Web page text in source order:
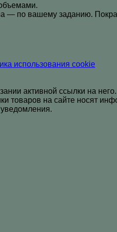
— по вашему заданию.
использования cookie
активной ссылки на
товаров на сайте носят